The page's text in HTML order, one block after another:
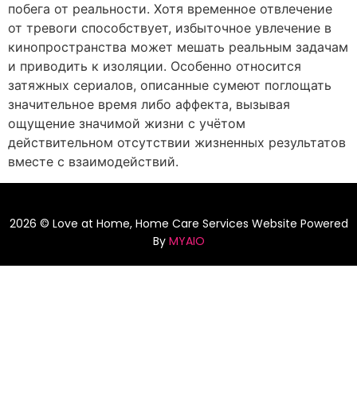
побега от реальности. Хотя временное отвлечение
от тревоги способствует, избыточное увлечение в
кинопространства может мешать реальным задачам
и приводить к изоляции. Особенно относится
затяжных сериалов, описанные сумеют поглощать
значительное время либо аффекта, вызывая
ощущение значимой жизни с учётом
действительном отсутствии жизненных результатов
вместе с взаимодействий.
2026 © Love at Home, Home Care Services Website Powered
By MYAIO